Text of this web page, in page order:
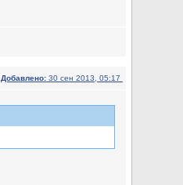
Добавлено: 30 сен 2013, 05:17